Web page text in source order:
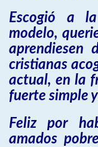
Escogió a
modelo,
aprendiesen
cristianas
actual, en la
fuerte simple
Feliz por
amados